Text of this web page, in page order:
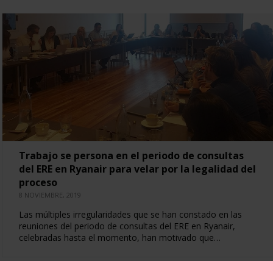
Trabajo se persona en el periodo de consultas
del ERE en Ryanair para velar por la legalidad del
proceso
8 NOVIEMBRE, 2019
Las múltiples irregularidades que se han constado en las
reuniones del periodo de consultas del ERE en Ryanair,
celebradas hasta el momento, han motivado que…